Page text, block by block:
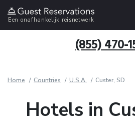
Een onafhankelijk reisnetwerk
(855) 470-
Home Countries U.S.A. Custer, SD
Hotels in